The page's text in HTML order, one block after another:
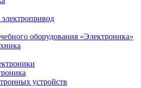
оборудования «Электроника»
устройств